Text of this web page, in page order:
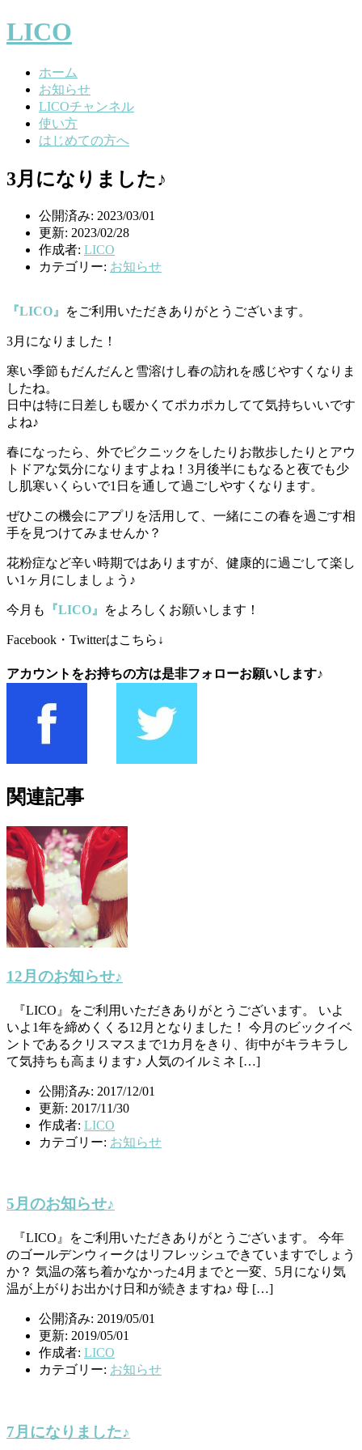
LICO
ホーム
お知らせ
LICOチャンネル
使い方
はじめての方へ
3月になりました♪
公開済み: 2023/03/01
更新: 2023/02/28
作成者: LICO
カテゴリー: お知らせ
『LICO』 をご利用いただきありがとうございます。
3月になりました！
寒い季節もだんだんと雪溶けし春の訪れを感じやすくなりま
したね。
日中は特に日差しも暖かくてポカポカしてて気持ちいいです
よね♪
春になったら、外でピクニックをしたりお散歩したりとアウ
トドアな気分になりますよね！3月後半にもなると夜でも少
し肌寒いくらいで1日を通して過ごしやすくなります。
ぜひこの機会にアプリを活用して、一緒にこの春を過ごす相
手を見つけてみませんか？
花粉症など辛い時期ではありますが、健康的に過ごして楽し
い1ヶ月にしましょう♪
今月も 『LICO』 をよろしくお願いします！
Facebook・Twitterはこちら↓
アカウントをお持ちの方は是非フォローお願いします♪
関連記事
12月のお知らせ♪
『LICO』をご利用いただきありがとうございます。 いよ
いよ1年を締めくくる12月となりました！ 今月のビックイベ
ントであるクリスマスまで1カ月をきり、街中がキラキラし
て気持ちも高まります♪ 人気のイルミネ […]
公開済み: 2017/12/01
更新: 2017/11/30
作成者: LICO
カテゴリー: お知らせ
5月のお知らせ♪
『LICO』をご利用いただきありがとうございます。 今年
のゴールデンウィークはリフレッシュできていますでしょう
か？ 気温の落ち着かなかった4月までと一変、5月になり気
温が上がりお出かけ日和が続きますね♪ 母 […]
公開済み: 2019/05/01
更新: 2019/05/01
作成者: LICO
カテゴリー: お知らせ
7月になりました♪